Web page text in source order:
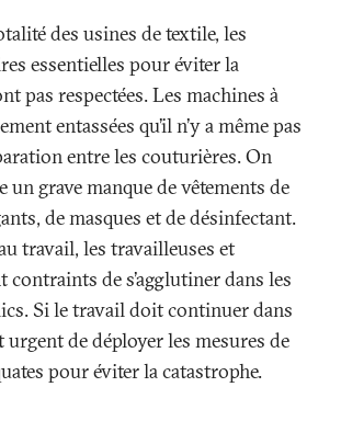
des usines de textile, les
essentielles pour éviter la
pas respectées. Les machines à
entassées qu’il n’y a même pas
entre les couturières. On
un grave manque de vêtements de
de masques et de désinfectant.
travail, les travailleuses et
de s’agglutiner dans les
Si le travail doit continuer dans
urgent de déployer les mesures de
pour éviter la catastrophe.